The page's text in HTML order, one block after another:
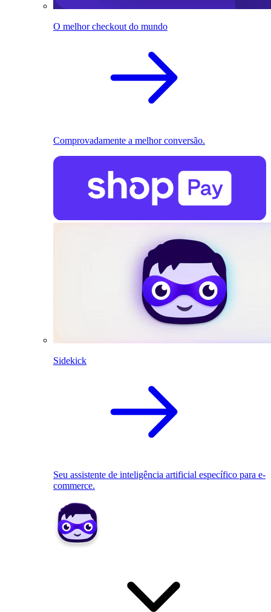
O melhor checkout do mundo
Comprovadamente a melhor conversão.
Sidekick
Seu assistente de inteligência artificial específico para e-
commerce.